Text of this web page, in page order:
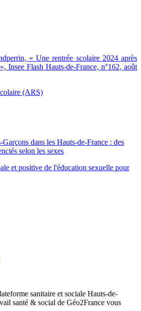
« Une rentrée scolaire 2024 après
Insee Flash Hauts-de-France, n°162, août
(ARS)
dans les Hauts-de-France : des
selon les sexes
et positive de l'éducation sexuelle pour
sanitaire et sociale Hauts-de-
santé & social de Géo2France vous